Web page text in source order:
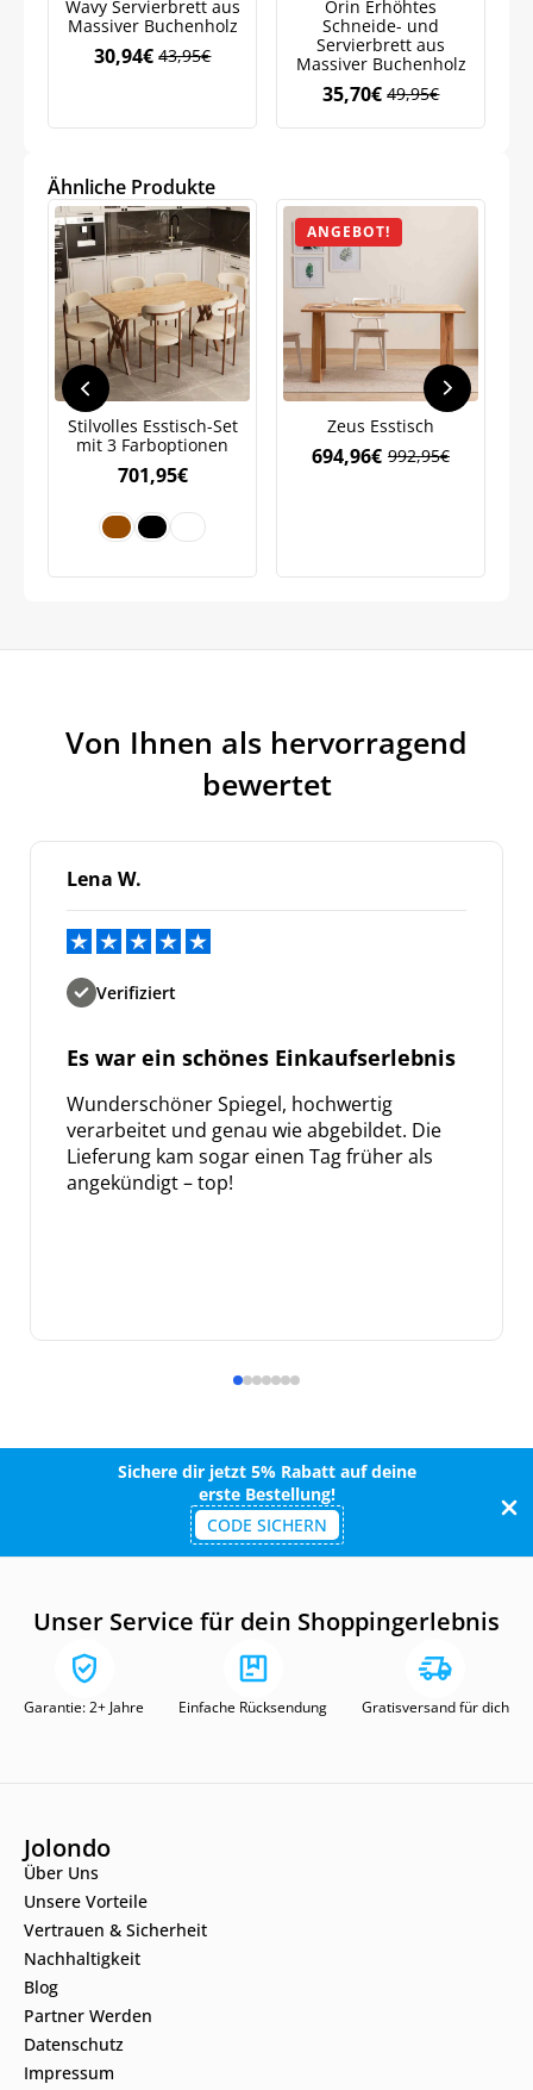
Wavy Servierbrett aus
Massiver Buchenholz
43,95€
Ursprünglicher
43,95€
30,94€Aktueller
30,94€.
Orin Erhöhtes
Schneide- und
Servierbrett aus
Massiver Buchenholz
49,95€
Ursprünglicher
Preis
35,70€Aktueller
Preis
Ähnliche Produkte
Stilvolles Esstisch-Set
mit 3 Farboptionen
701,95€
ANGEBOT!
Zeus Esstisch
992,95€
Ursprünglicher
694,96€Aktueller
Von Ihnen als hervorragend
bewertet
Lena W.
Verifiziert
Es war ein schönes Einkaufserlebnis
Wunderschöner Spiegel, hochwertig
verarbeitet und genau wie abgebildet. Die
Lieferung kam sogar einen Tag früher als
angekündigt – top!
Sichere dir jetzt 5% Rabatt auf deine
erste Bestellung!
CODE SICHERN
Unser Service für dein Shoppingerlebnis
Garantie: 2+ Jahre Einfache Rücksendung Gratisversand für dich
Jolondo
Über Uns
Unsere Vorteile
Vertrauen & Sicherheit
Nachhaltigkeit
Blog
Partner Werden
Datenschutz
Impressum
Jetzt
auf Ihre erste Bestellung sichern!
Meinen Code senden
Bleiben Sie auf dem Laufenden über
Neuigkeiten und Angebote.
Weitere Informationen darüber, wie wir Ihre Daten für
Datenschutzrichtlinie.